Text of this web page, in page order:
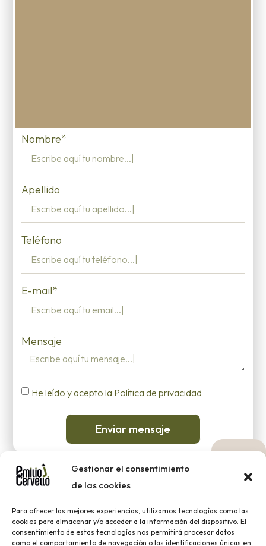
Gestionar el consentimiento
de las cookies
Para ofrecer las mejores experiencias, utilizamos tecnologías como las
cookies para almacenar y/o acceder a la información del dispositivo. El
consentimiento de estas tecnologías nos permitirá procesar datos
como el comportamiento de navegación o las identificaciones únicas en
Nombre*
Apellido
Teléfono
E-mail*
Mensaje
He leído y acepto la Política de privacidad
Enviar mensaje
2023 ® EMILIO J. CERVELLÓ |Aviso legal|Política de
cookies
Política de Privacidad